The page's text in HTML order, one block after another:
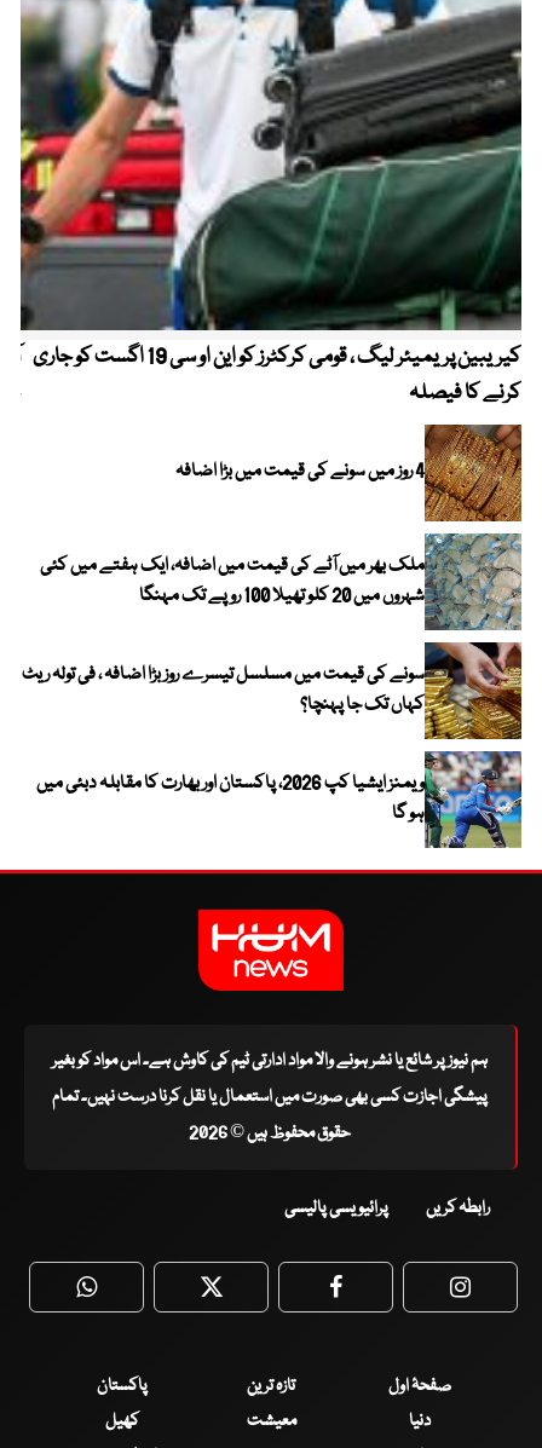
کیریبین پریمیئر لیگ ، قومی کرکٹرز کو این او سی 19 اگست کو جاری
کرنے کا فیصلہ
4 روز میں سونے کی قیمت میں بڑا اضافہ
ملک بھر میں آٹے کی قیمت میں اضافہ، ایک ہفتے میں کئی
شہروں میں 20 کلو تھیلا 100 روپے تک مہنگا
سونے کی قیمت میں مسلسل تیسرے روز بڑا اضافہ ، فی تولہ ریٹ
کہاں تک جا پہنچا؟
ویمنز ایشیا کپ 2026، پاکستان اور بھارت کا مقابلہ دبئی میں
ہو گا
ہم نیوز پر شائع یا نشر ہونے والا مواد ادارتی ٹیم کی کاوش ہے۔ اس مواد کو بغیر
پیشگی اجازت کسی بھی صورت میں استعمال یا نقل کرنا درست نہیں۔ تمام
حقوق محفوظ ہیں © 2026
رابطہ کریں پرائیویسی پالیسی
WhatsApp Twitter Facebook
صفحۂ اول تازہ ترین
پاکستان
دنیا
معیشت
کھیل